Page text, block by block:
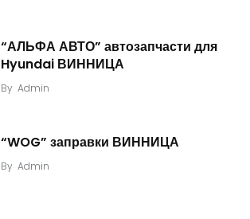
“АЛЬФА АВТО” автозапчасти для
Hyundai ВИННИЦА
By Admin
“WOG” заправки ВИННИЦА
By Admin